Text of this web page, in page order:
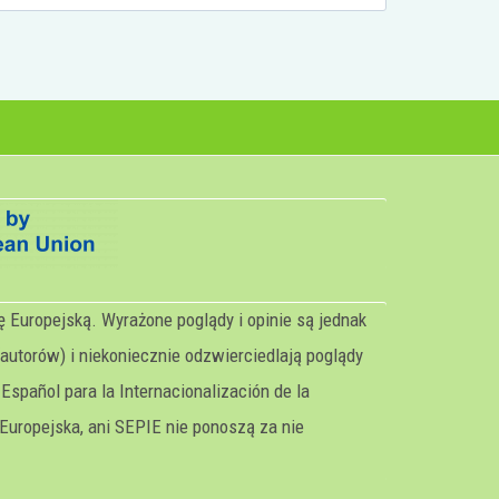
Europejską. Wyrażone poglądy i opinie są jednak
i niekoniecznie odzwierciedlają poglądy
para la Internacionalización de la
ani SEPIE nie ponoszą za nie